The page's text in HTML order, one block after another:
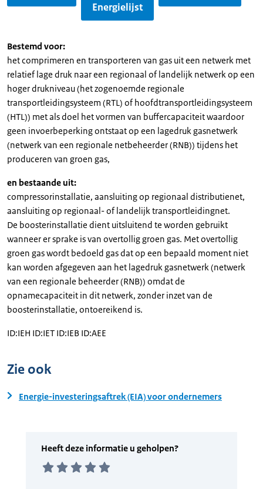
Energielijst
Bestemd voor:
het comprimeren en transporteren van gas uit een netwerk met
relatief lage druk naar een regionaal of landelijk netwerk op een
hoger drukniveau (het zogenoemde regionale
transportleidingsysteem (RTL) of hoofdtransportleidingsysteem
(HTL)) met als doel het vormen van buffercapaciteit waardoor
geen invoerbeperking ontstaat op een lagedruk gasnetwerk
(netwerk van een regionale netbeheerder (RNB)) tijdens het
produceren van groen gas,
en bestaande uit:
compressorinstallatie, aansluiting op regionaal distributienet,
aansluiting op regionaal- of landelijk transportleidingnet.
De boosterinstallatie dient uitsluitend te worden gebruikt
wanneer er sprake is van overtollig groen gas. Met overtollig
groen gas wordt bedoeld gas dat op een bepaald moment niet
kan worden afgegeven aan het lagedruk gasnetwerk (netwerk
van een regionale beheerder (RNB)) omdat de
opnamecapaciteit in dit netwerk, zonder inzet van de
boosterinstallatie, ontoereikend is.
ID:IEH ID:IET ID:IEB ID:AEE
Zie ook
Energie-investeringsaftrek (EIA) voor ondernemers